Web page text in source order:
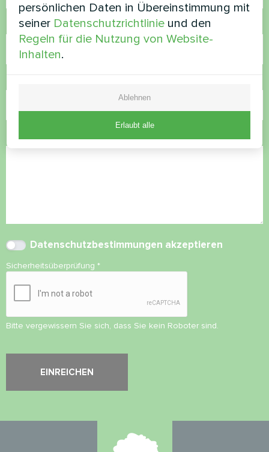
Rufnummer
Kommentar
Datenschutzbestimmungen akzeptieren
Sicherheitsüberprüfung *
Bitte vergewissern Sie sich, dass Sie kein Roboter sind.
persönlichen Daten in Übereinstimmung mit
seiner Datenschutzrichtlinie und den
Regeln für die Nutzung von Website-
Inhalten.
Ablehnen
Erlaubt alle